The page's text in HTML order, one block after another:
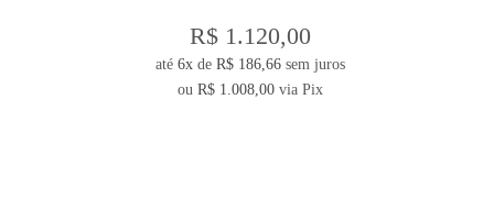
R$ 1.120,00
até6x deR$ 186,66 sem juros
ouR$ 1.008,00 via Pix